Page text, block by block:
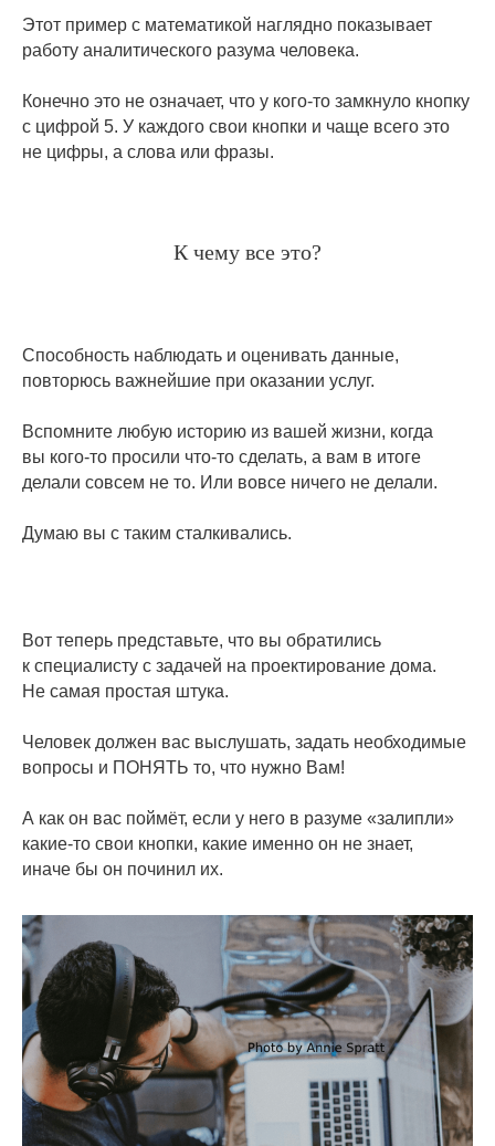
Этот пример с математикой наглядно показывает
работу аналитического разума человека.
Конечно это не означает, что у кого-то замкнуло кнопку
с цифрой 5. У каждого свои кнопки и чаще всего это
не цифры, а слова или фразы.
К чему все это?
Способность наблюдать и оценивать данные,
повторюсь важнейшие при оказании услуг.
Вспомните любую историю из вашей жизни, когда
вы кого-то просили что-то сделать, а вам в итоге
делали совсем не то. Или вовсе ничего не делали.
Думаю вы с таким сталкивались.
Вот теперь представьте, что вы обратились
к специалисту с задачей на проектирование дома.
Не самая простая штука.
Человек должен вас выслушать, задать необходимые
вопросы и ПОНЯТЬ то, что нужно Вам!
А как он вас поймёт, если у него в разуме «залипли»
какие-то свои кнопки, какие именно он не знает,
иначе бы он починил их.